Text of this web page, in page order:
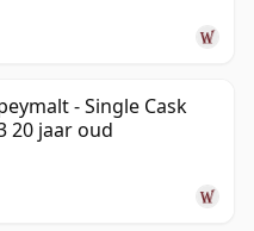
- Single Cask
20 jaar oud